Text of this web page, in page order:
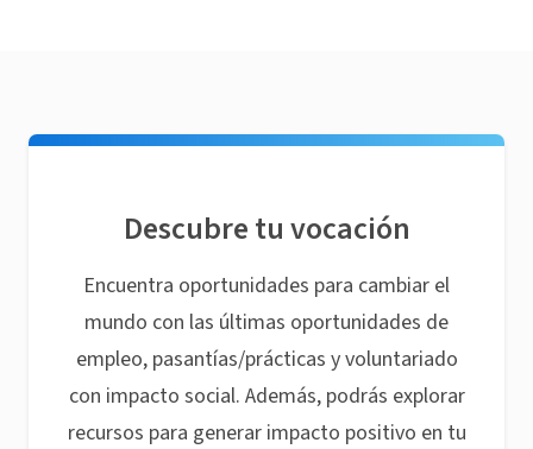
Descubre tu vocación
Encuentra oportunidades para cambiar el
mundo con las últimas oportunidades de
empleo, pasantías/prácticas y voluntariado
con impacto social. Además, podrás explorar
recursos para generar impacto positivo en tu